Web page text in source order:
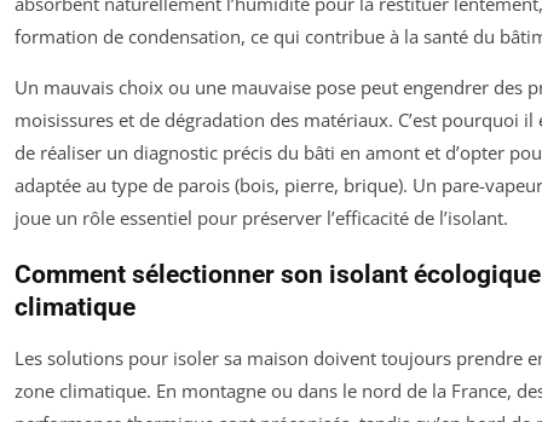
formation de condensation, ce qui contribue à la santé du
Un mauvais choix ou une mauvaise pose peut engendrer des
moisissures et de dégradation des matériaux. C’est pourquoi
de réaliser un diagnostic précis du bâti en amont et d’opter
adaptée au type de parois (bois, pierre, brique). Un pare-
joue un rôle essentiel pour préserver l’efficacité de l’isolant.
Comment sélectionner son isolant
climatique
Les solutions pour isoler sa maison doivent toujours prendre
zone climatique. En montagne ou dans le nord de la France,